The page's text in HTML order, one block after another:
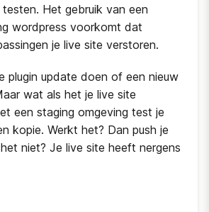
Het gebruik van een
wordpress voorkomt dat
je live site verstoren.
plugin update doen of een nieuw
wat als het je live site
een staging omgeving test je
kopie. Werkt het? Dan push je
niet? Je live site heeft nergens